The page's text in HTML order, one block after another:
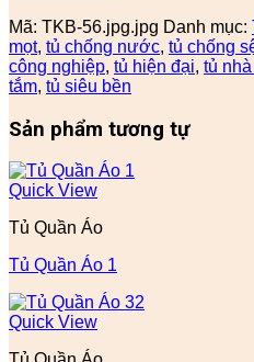
Mã: TKB-56.jpg.jpg Danh mục:
mọt, tủ chống nước, tủ chống
công nghiệp, tủ hiện đại, tủ
tắm, tủ siêu bền
Sản phẩm tương tự
Quick View
Tủ Quần Áo
Tủ Quần Áo 1
Quick View